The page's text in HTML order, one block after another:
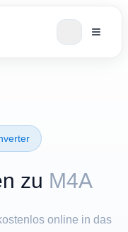
zu M4A
online in das